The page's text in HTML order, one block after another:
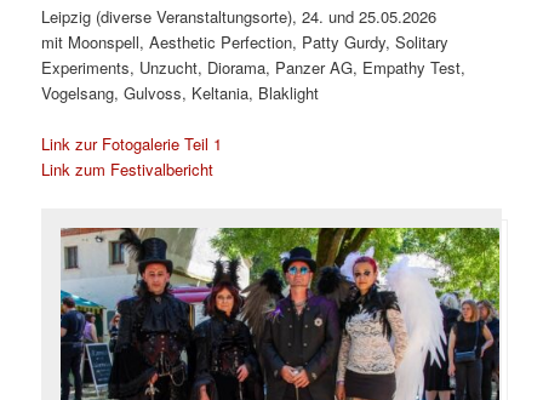
Leipzig (diverse Veranstaltungsorte), 24. und 25.05.2026
mit Moonspell, Aesthetic Perfection, Patty Gurdy, Solitary
Experiments, Unzucht, Diorama, Panzer AG, Empathy Test,
Vogelsang, Gulvoss, Keltania, Blaklight
Link zur Fotogalerie Teil 1
Link zum Festivalbericht